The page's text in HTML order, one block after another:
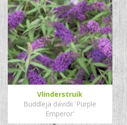
Vlinderstruik
Buddleja davidii 'Purple
Emperor'